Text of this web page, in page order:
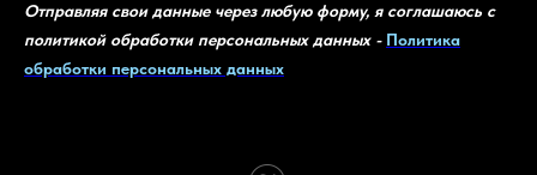
Отправляя свои данные через любую форму, я соглашаюсь с
политикой обработки персональных данных - Политика
обработки персональных данных